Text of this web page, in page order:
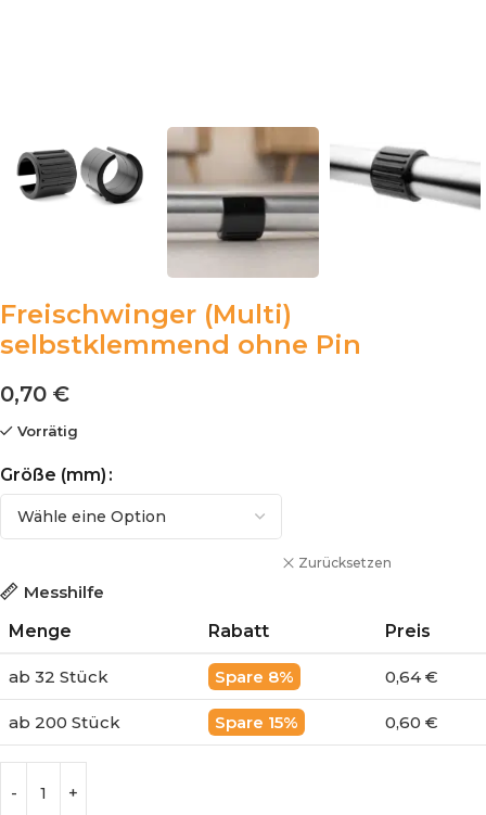
Freischwinger (Multi)
selbstklemmend ohne Pin
0,70 €
Vorrätig
Größe (mm)
Zurücksetzen
Messhilfe
Menge
Rabatt Preis
ab 32 Stück 8% 0,64 €
ab 200 Stück 15% 0,60 €